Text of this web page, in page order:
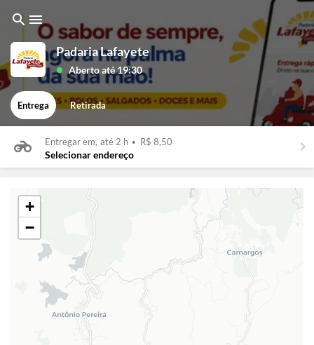
search menu
Padaria Lafayete
lens Aberto até 19:30
Entrega Retirada
Entregar em, até 2 h • R$ 8,50
Selecionar endereço keyboard_arrow_right
+
−